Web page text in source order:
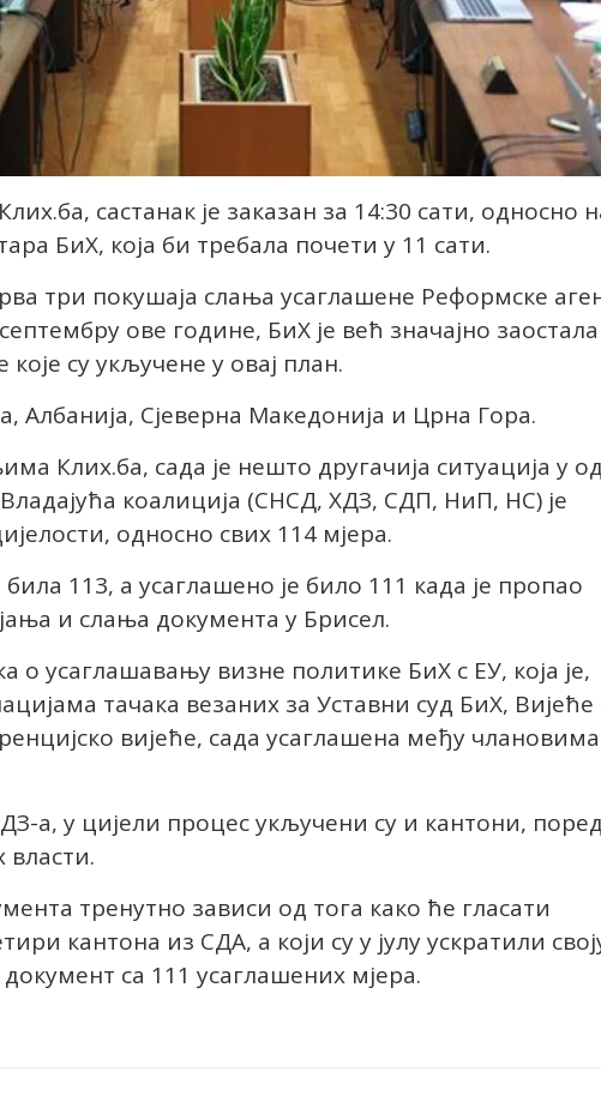
састанак је заказан за 14:30 сати, односно
БиХ, која би требала почети у 11 сати.
три покушаја слања усаглашене Реформске
ове године, БиХ је већ значајно
су укључене у овај план.
Албанија, Сјеверна Македонија и Црна Гора.
Клиx.ба, сада је нешто другачија ситуација у
коалиција (СНСД, ХДЗ, СДП, НиП, НС) је
односно свих 114 мјера.
113, а усаглашено је било 111 када је пропао
и слања документа у Брисел.
о усаглашавању визне политике БиХ с ЕУ, која је,
тачака везаних за Уставни суд БиХ, Вијеће
вијеће, сада усаглашена међу члановима
а, у цијели процес укључени су и кантони, поред
власти.
тренутно зависи од тога како ће гласати
кантона из СДА, а који су у јулу ускратили
са 111 усаглашених мјера.